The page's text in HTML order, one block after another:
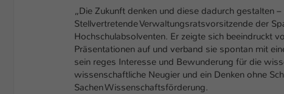
„Die Zukunft denken und diese dadurch gestalten
Stellvertretende Verwaltungsratsvorsitzende der
Hochschulabsolventen. Er zeigte sich beeindruckt
Präsentationen auf und verband sie spontan mit
sein reges Interesse und Bewunderung für die
wissenschaftliche Neugier und ein Denken ohne
Sachen Wissenschaftsförderung.